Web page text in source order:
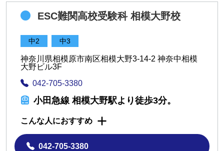
ESC難関高校受験科 相模大野校
中2 中3
神奈川県相模原市南区相模大野3-14-2 神奈中相模
大野ビル3F
042-705-3380
小田急線 相模大野駅より徒歩3分。
こんな人におすすめ
042-705-3380